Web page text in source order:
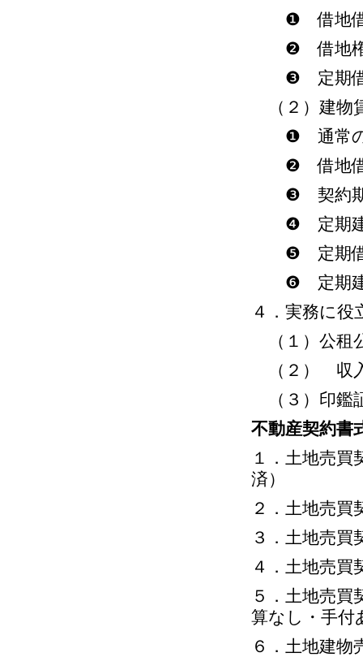
❶ 借地借家
❷ 借地権の
❸ 定期借
（２）建物
❶ 通常の
❷ 借地借家
❸ 契約期間
❹ 定期建
❺ 定期借家
❻ 定期建物
４．実務に役
（１）公租
（２） 収
（３）印鑑
不動産契約書
１．土地売買
済）
２．土地売買
３．土地売買
４．土地売買
５．土地売買
算なし・手付
６．土地建物